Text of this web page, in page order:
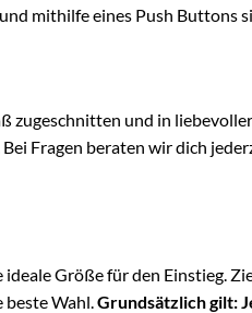
mithilfe eines Push Buttons
zugeschnitten und in
Fragen beraten wir dich
ideale Größe für den Einstieg.
Wahl. Grundsätzlich gilt: